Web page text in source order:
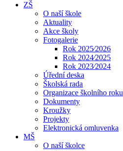
ZŠ
O naší škole
Aktuality
Akce školy
Fotogalerie
Rok 2025⁄2026
Rok 2024⁄2025
Rok 2023⁄2024
Úřední deska
Školská rada
Organizace školního roku
Dokumenty
Kroužky
Projekty
Elektronická omluvenka
MŠ
O naší školce